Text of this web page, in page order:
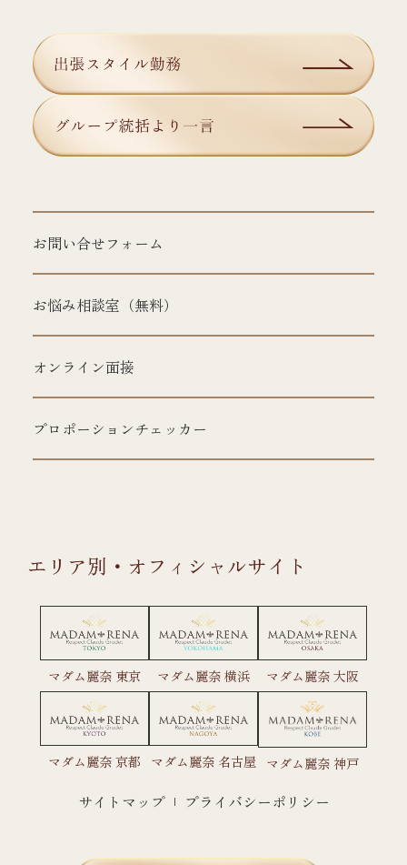
お問い合せフォーム
お悩み相談室（無料）
オンライン面接
プロポーションチェッカー
エリア別・オフィシャルサイト
マダム麗奈 東京 マダム麗奈 横浜 マダム麗奈 大阪
マダム麗奈 京都 マダム麗奈 名古屋 マダム麗奈 神戸
サイトマップ プライバシーポリシー